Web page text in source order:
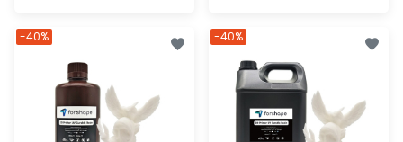
-40% -40%